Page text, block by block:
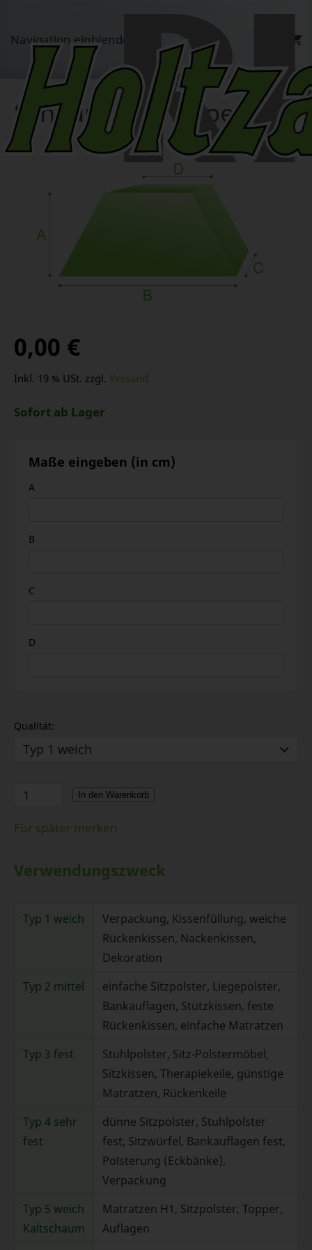
Navigation einblenden
Schaumstoff Trapez
0,00 €
Inkl. 19 % USt. zzgl. Versand
Sofort ab Lager
Maße eingeben (in cm)
A
B
C
D
Qualität:
In den Warenkorb
Für später merken
Verwendungszweck
Typ 1 weich
Verpackung, Kissenfüllung, weiche
Rückenkissen, Nackenkissen,
Dekoration
Typ 2 mittel
einfache Sitzpolster, Liegepolster,
Bankauflagen, Stützkissen, feste
Rückenkissen, einfache Matratzen
Typ 3 fest
Stuhlpolster, Sitz-Polstermöbel,
Sitzkissen, Therapiekeile, günstige
Matratzen, Rückenkeile
Typ 4 sehr
fest
dünne Sitzpolster, Stuhlpolster
fest, Sitzwürfel, Bankauflagen fest,
Polsterung (Eckbänke),
Verpackung
Typ 5 weich
Kaltschaum
Matratzen H1, Sitzpolster, Topper,
Auflagen